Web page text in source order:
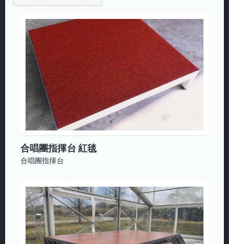
合唱團指揮台 紅毯
合唱團指揮台